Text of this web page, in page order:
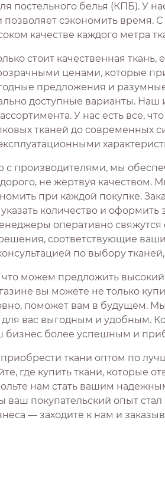
постельного белья (КПБ). У
позволяет сэкономить
качестве каждого метра
стоит качественная
ценами, которые
предложения и
доступные варианты. Наш
У нас есть все,
тканей до современных
с производителями, мы
не жертвуя качеством.
при каждой покупке.
количество и
оперативно свяжутся
соответствующие
по выбору
можем предложить высокий
вы можете не только
поможет вам в будущем.
для вас выгодным и удобным.
бизнес более успешным и
ткани оптом по
где купить ткани, которые
нам стать вашим
ваш покупательский опыт
— заходите к нам и